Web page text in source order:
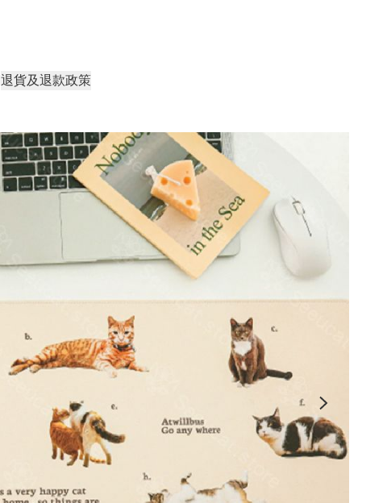
退貨及退款政策